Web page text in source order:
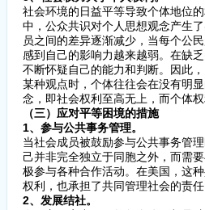
社会环境的日益平等导致个体地位
中，公众共识对个人思想观念产生
员之间的差异逐渐减少，当每个公
感到自己的影响力越来越弱。在缺
不断怀疑自己的能力和判断。因此
某种观点时，个体往往会在没有明
念，即社会权利至高无上，而个体
（三）应对平等困境的措施
1、参与公共事务管理。
当社会成员被鼓励参与公共事务管
己并非完全独立于同胞之外，而需
极参与各种合作活动。在美国，这
权利，也承担了共同管理社会的责
2、发展结社。